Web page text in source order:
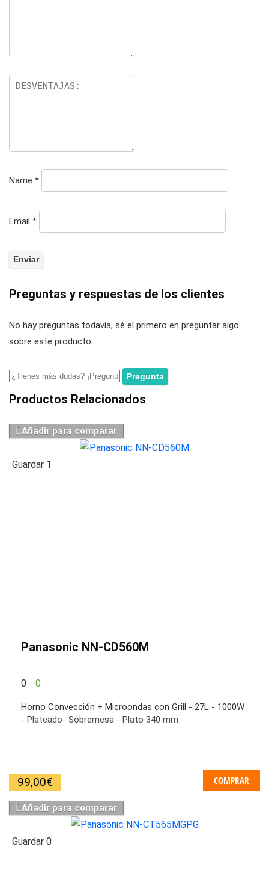
Name *
Email *
Preguntas y respuestas de los clientes
No hay preguntas todavía, sé el primero en preguntar algo
sobre este producto.
Productos Relacionados
Añadir para comparar
Guardar 1
Panasonic NN-CD560M
0 0
Horno Convección + Microondas con Grill - 27L - 1000W
- Plateado- Sobremesa - Plato 340 mm
99,00€ COMPRAR
Añadir para comparar
Guardar 0